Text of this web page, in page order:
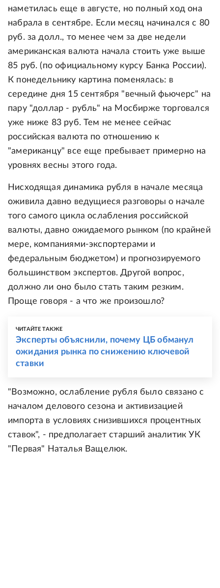
наметилась еще в августе, но полный ход она
набрала в сентябре. Если месяц начинался с 80
руб. за долл., то менее чем за две недели
американская валюта начала стоить уже выше
85 руб. (по официальному курсу Банка России).
К понедельнику картина поменялась: в
середине дня 15 сентября "вечный фьючерс" на
пару "доллар - рубль" на Мосбирже торговался
уже ниже 83 руб. Тем не менее сейчас
российская валюта по отношению к
"американцу" все еще пребывает примерно на
уровнях весны этого года.
Нисходящая динамика рубля в начале месяца
оживила давно ведущиеся разговоры о начале
того самого цикла ослабления российской
валюты, давно ожидаемого рынком (по крайней
мере, компаниями-экспортерами и
федеральным бюджетом) и прогнозируемого
большинством экспертов. Другой вопрос,
должно ли оно было стать таким резким.
Проще говоря - а что же произошло?
ЧИТАЙТЕ ТАКЖЕ
Эксперты объяснили, почему ЦБ обманул
ожидания рынка по снижению ключевой
ставки
"Возможно, ослабление рубля было связано с
началом делового сезона и активизацией
импорта в условиях снизившихся процентных
ставок", - предполагает старший аналитик УК
"Первая" Наталья Ващелюк.